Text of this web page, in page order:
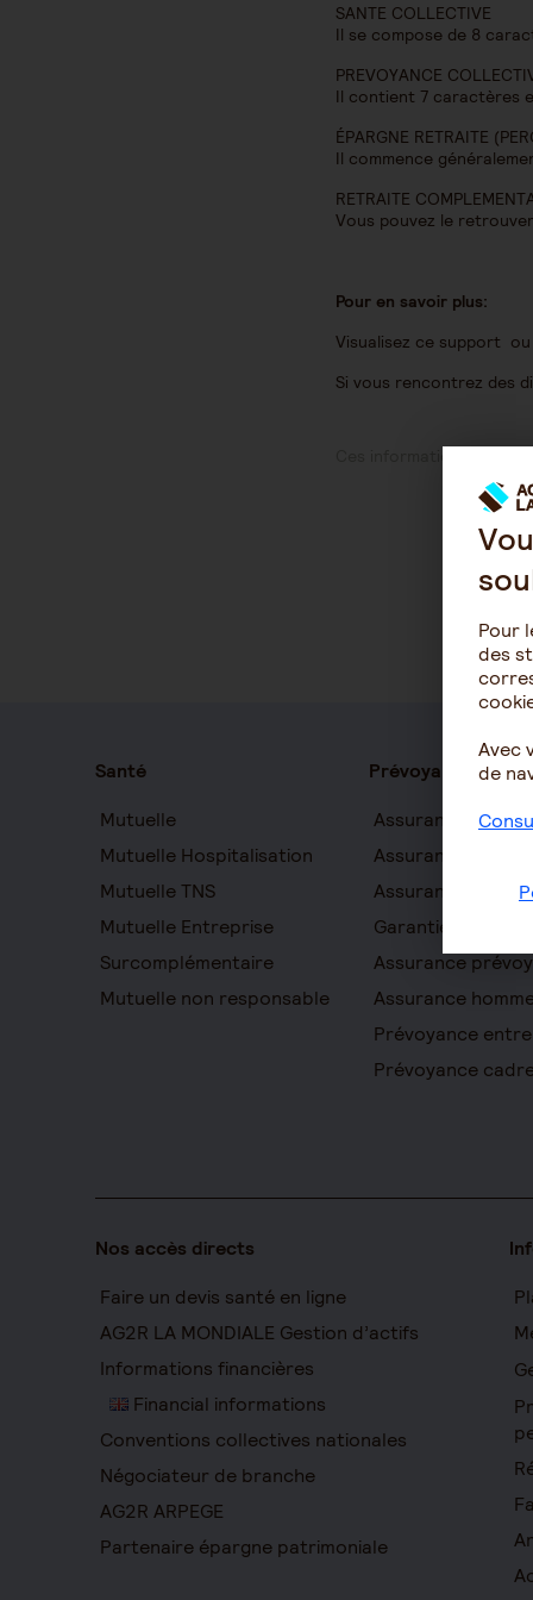
SANTE COLLECTIVE
Il se compose de 8
PREVOYANCE
Il contient 7 caractères
ÉPARGNE RETRAITE
Il commence
RETRAITE
Vous pouvez le
Pour en savoir plus:
Visualisez ce support
Si vous rencontrez des
Santé
Mutuelle
Mutuelle Hospitalisation
Mutuelle TNS
Mutuelle Entreprise
Surcomplémentaire
Mutuelle non responsable
Prévoyance
Assurance
Assurance décès
Assurance
Garantie
Assurance
Assurance
Prévoyance
Prévoyance
Nos accès directs
Faire un devis santé en ligne
AG2R LA MONDIALE Gestion d’actifs
Informations financières
Financial informations
Conventions collectives nationales
Négociateur de branche
AG2R ARPEGE
Partenaire épargne patrimoniale
Pour
des
Avec
de